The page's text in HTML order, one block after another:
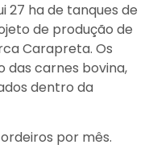
27 ha de tanques de
de produção de
Carapreta. Os
das carnes bovina,
dentro da
por mês.